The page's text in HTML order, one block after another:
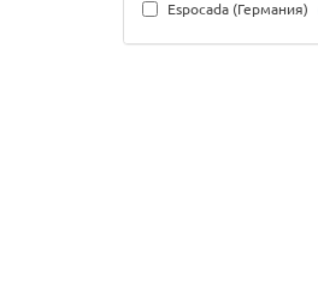
Espocada (Германия)